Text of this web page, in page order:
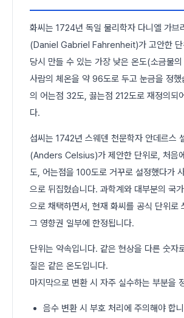
화씨는 1724년 독일 물리학자 다니엘 가브
(Daniel Gabriel Fahrenheit)가 고안한 단
당시 만들 수 있는 가장 낮은 온도(소금물
사람의 체온을 약 96도로 두고 눈금을 정
의 어는점 32도, 끓는점 212도로 재정의되
다.
섭씨는 1742년 스웨덴 천문학자 안데르스
(Anders Celsius)가 제안한 단위로, 처음
도, 어는점을 100도로 거꾸로 설정했다가
으로 뒤집혔습니다. 과학계와 대부분의 국
으로 채택하면서, 현재 화씨를 공식 단위로
그 영향권 일부에 한정됩니다.
단위는 약속입니다. 같은 현상을 다른 숫자
질은 같은 온도입니다.
마지막으로 변환 시 자주 실수하는 부분을
음수 변환 시 부호 처리에 주의해야